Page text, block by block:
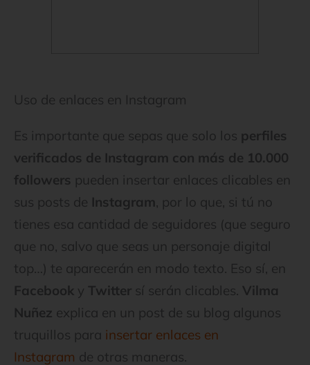
Uso de enlaces en Instagram
Es importante que sepas que solo los perfiles
verificados de Instagram con más de 10.000
followers pueden insertar enlaces clicables en
sus posts de Instagram, por lo que, si tú no
tienes esa cantidad de seguidores (que seguro
que no, salvo que seas un personaje digital
top…) te aparecerán en modo texto. Eso sí, en
Facebook y Twitter sí serán clicables. Vilma
Nuñez explica en un post de su blog algunos
truquillos para insertar enlaces en
Instagram de otras maneras.